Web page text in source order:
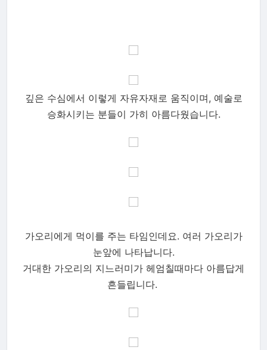
깊은 수심에서 이렇게 자유자재로 움직이며, 예술로
승화시키는 분들이 가히 아름다웠습니다.
가오리에게 먹이를 주는 타임인데요. 여러 가오리가
눈앞에 나타납니다.
거대한 가오리의 지느러미가 헤엄칠때마다 아름답게
흔들립니다.